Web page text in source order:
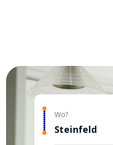
Wo?
Steinfeld